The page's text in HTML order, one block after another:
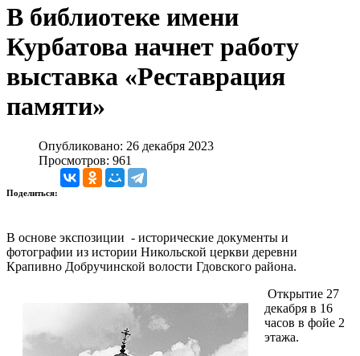
В библиотеке имени
Курбатова начнет работу
выставка «Реставрация
памяти»
Опубликовано: 26 декабря 2023
Просмотров: 961
Поделиться:
В основе экспозиции - исторические документы и
фотографии из истории Никольской церкви деревни
Крапивно Добручинской волости Гдовского района.
Открытие 27
декабря в 16
часов в фойе 2
этажа.